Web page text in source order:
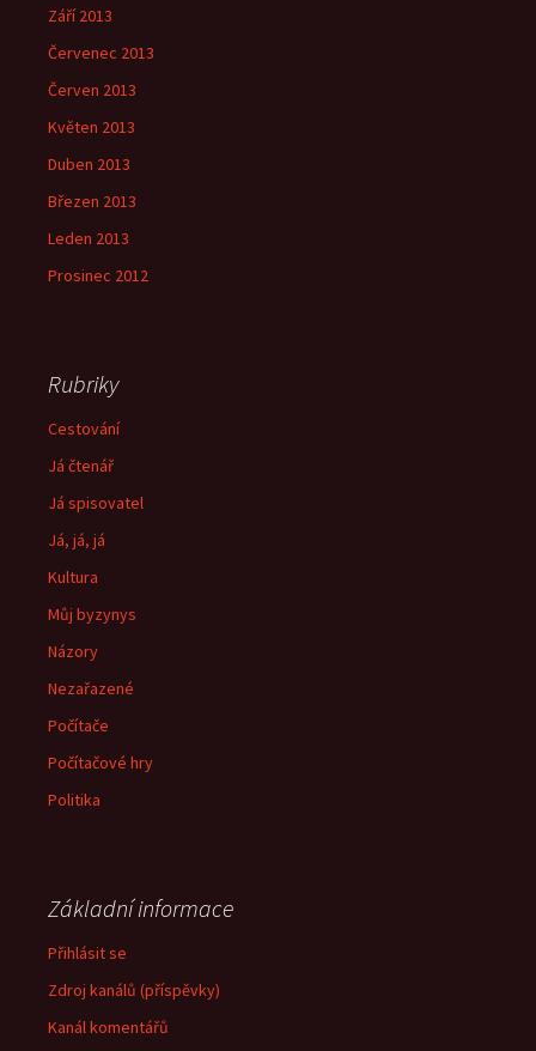
Září 2013
Červenec 2013
Červen 2013
Květen 2013
Duben 2013
Březen 2013
Leden 2013
Prosinec 2012
Rubriky
Cestování
Já čtenář
Já spisovatel
Já, já, já
Kultura
Můj byzynys
Názory
Nezařazené
Počítače
Počítačové hry
Politika
Základní informace
Přihlásit se
Zdroj kanálů (příspěvky)
Kanál komentářů